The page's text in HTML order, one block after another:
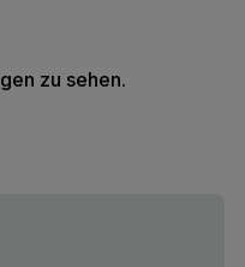
zu sehen.